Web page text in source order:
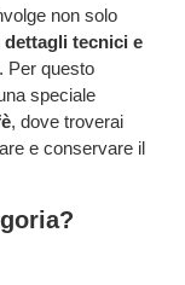
non solo
dettagli tecnici e
. Per questo
speciale
, dove troverai
e conservare il